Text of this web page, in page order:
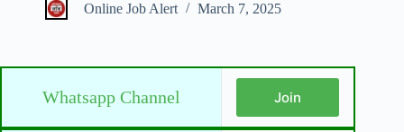
Online Job Alert March 7, 2025
Whatsapp Channel Join